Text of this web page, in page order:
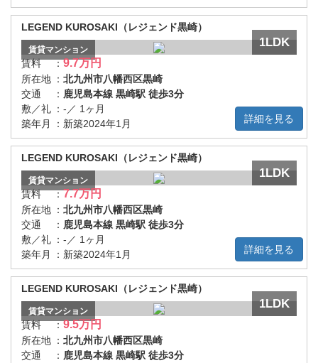
詳細を見る
LEGEND KUROSAKI（レジェンド黒崎）
1LDK
賃貸マンション
賃料 ：9.7万円
所在地 ： 北九州市八幡西区黒崎
交通
： 鹿児島本線 黒崎駅 徒歩3分
敷／礼 ： -／ 1ヶ月
築年月
： 新築2024年1月
詳細を見る
LEGEND KUROSAKI（レジェンド黒崎）
1LDK
賃貸マンション
賃料 ：7.7万円
所在地 ： 北九州市八幡西区黒崎
交通
： 鹿児島本線 黒崎駅 徒歩3分
敷／礼 ： -／ 1ヶ月
築年月
： 新築2024年1月
LEGEND KUROSAKI（レジェンド黒崎）
1LDK
賃貸マンション
賃料 ：9.5万円
所在地 ： 北九州市八幡西区黒崎
交通
： 鹿児島本線 黒崎駅 徒歩3分